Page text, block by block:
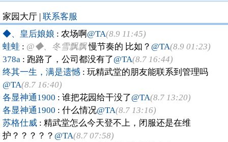
家园大厅 | 联系客服
◆、皇后娘娘 : 农场啊@TA(8.9 11:45)
蛙蛙 : @◆、冬雪飘飘慢节奏的 比如？ @TA(8.9 01:23)
378a : 跑路了，公司都没有了@TA(8.7 16:44)
终其一生，满是遗憾 : 玩精武堂的朋友能联系到管理吗
@TA(8.7 16:40)
各显神通1900 : 谁把花园给干没了@TA(8.7 13:20)
各显神通1900 : 什么情况@TA(8.7 13:16)
苏格仕威 : 精武堂怎么今天登不上，闭服还是在维
护？？？？？ @TA(8.7 07:58)